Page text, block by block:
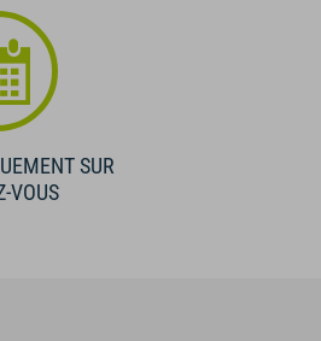
SUR
VOUS